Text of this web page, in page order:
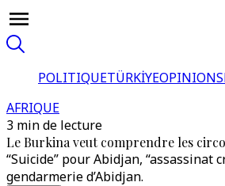
POLITIQUETÜRKİYEOPINIONS
AFRIQUE
3 min de lecture
Le Burkina veut comprendre les
“Suicide” pour Abidjan,
gendarmerie d’Abidjan.